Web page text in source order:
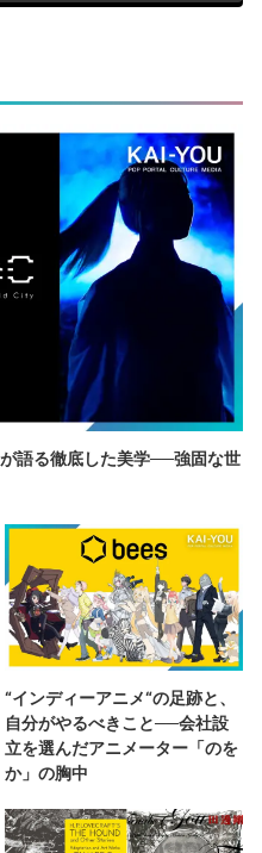
語る徹底した美学──強固な世
“インディーアニメ“の足跡と、
自分がやるべきこと──会社設
立を選んだアニメーター「のを
か」の胸中